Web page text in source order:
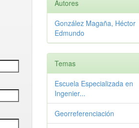
Autores
González Magaña, Héctor
Edmundo
Temas
Escuela Especializada en
Ingenier...
Georreferenciación